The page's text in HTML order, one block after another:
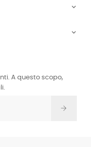


A questo scopo,